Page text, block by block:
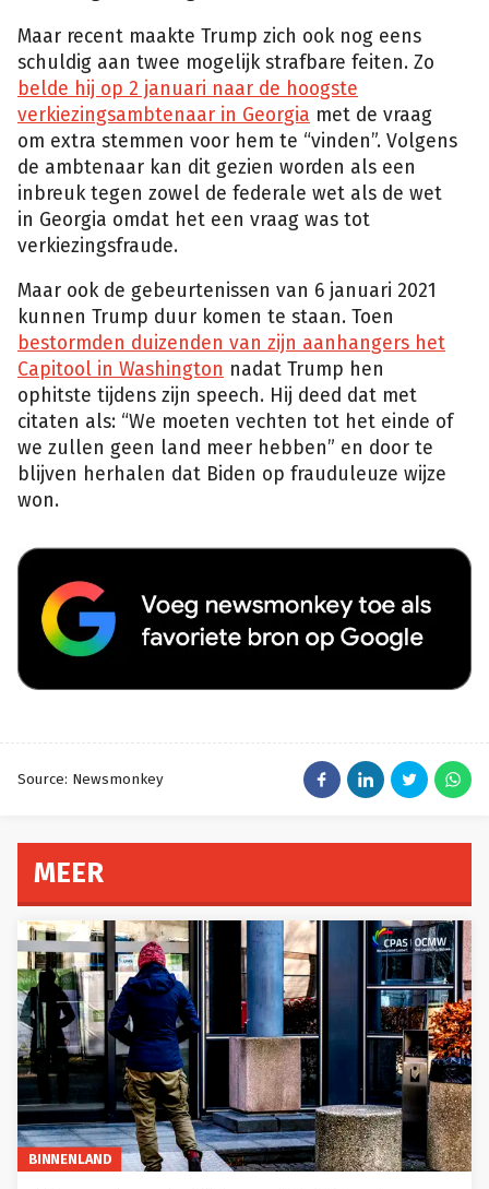
Maar recent maakte Trump zich ook nog eens
schuldig aan twee mogelijk strafbare feiten. Zo
belde hij op 2 januari naar de hoogste
verkiezingsambtenaar in Georgia met de vraag
om extra stemmen voor hem te “vinden”. Volgens
de ambtenaar kan dit gezien worden als een
inbreuk tegen zowel de federale wet als de wet
in Georgia omdat het een vraag was tot
verkiezingsfraude.
Maar ook de gebeurtenissen van 6 januari 2021
kunnen Trump duur komen te staan. Toen
bestormden duizenden van zijn aanhangers het
Capitool in Washington nadat Trump hen
ophitste tijdens zijn speech. Hij deed dat met
citaten als: “We moeten vechten tot het einde of
we zullen geen land meer hebben” en door te
blijven herhalen dat Biden op frauduleuze wijze
won.
Source: Newsmonkey
MEER
BINNENLAND